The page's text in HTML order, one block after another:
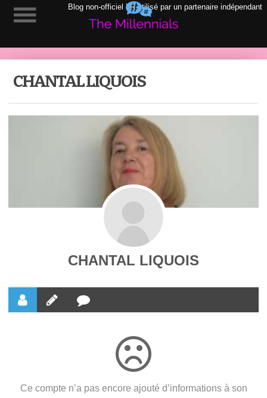
Blog non-officiel LR utilisé par un partenaire indépendant
CHANTAL LIQUOIS
CHANTAL LIQUOIS
Ce compte n’a pas encore ajouté d’informations à son